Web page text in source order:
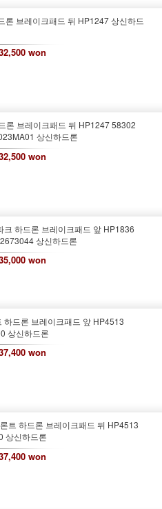
론 브레이크패드 뒤 HP1247 상신하드
won
론 브레이크패드 뒤 HP1247 58302
상신하드론
won
크 하드론 브레이크패드 앞 HP1836
상신하드론
won
하드론 브레이크패드 앞 HP4513
상신하드론
won
트 하드론 브레이크패드 뒤 HP4513
상신하드론
won